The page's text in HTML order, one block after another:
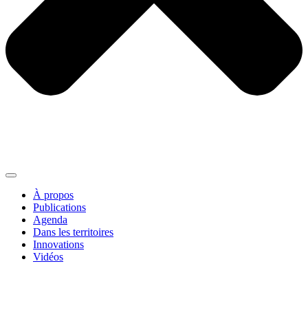
À propos
Publications
Agenda
Dans les territoires
Innovations
Vidéos